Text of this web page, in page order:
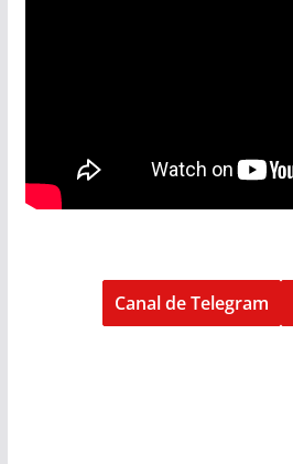
Canal de Telegram